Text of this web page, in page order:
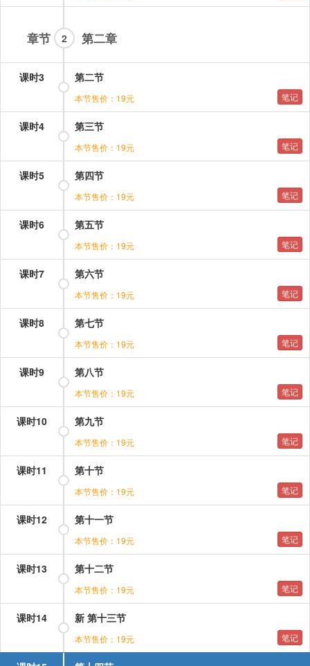
章节 第二章
2
课时3 第二节
本节售价：19元 笔记
课时4 第三节
本节售价：19元 笔记
课时5 第四节
本节售价：19元 笔记
课时6 第五节
本节售价：19元 笔记
课时7 第六节
本节售价：19元 笔记
课时8 第七节
本节售价：19元 笔记
课时9 第八节
本节售价：19元 笔记
课时10 第九节
本节售价：19元 笔记
课时11 第十节
本节售价：19元 笔记
课时12 第十一节
本节售价：19元 笔记
课时13 第十二节
本节售价：19元 笔记
课时14 新 第十三节
本节售价：19元 笔记